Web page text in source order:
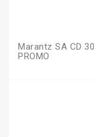
Marantz SA CD
PROMO